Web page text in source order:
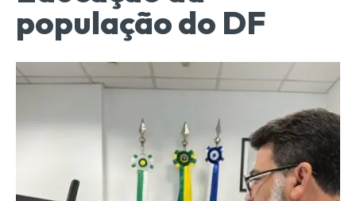
população do DF